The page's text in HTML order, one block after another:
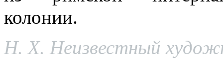
колонии.
Н. Х. Неизвестный